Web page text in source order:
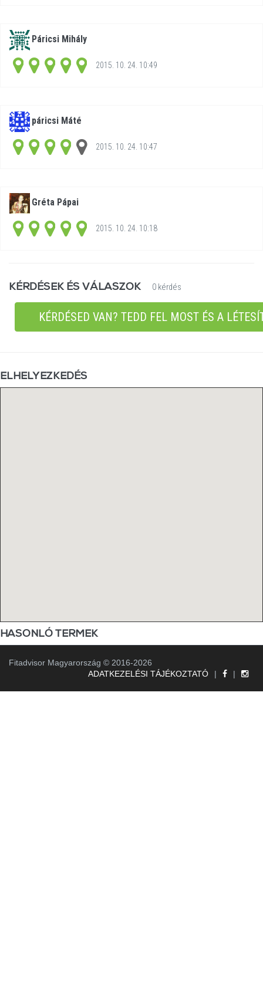
Páricsi Mihály
2015. 10. 24. 10:49
páricsi Máté
2015. 10. 24. 10:47
Gréta Pápai
2015. 10. 24. 10:18
KÉRDÉSEK ÉS VÁLASZOK 0 kérdés
KÉRDÉSED VAN? TEDD FEL MOST ÉS A
ELHELYEZKEDÉS
HASONLÓ TERMEK
Fitadvisor Magyarország © 2016-2026
ADATKEZELÉSI TÁJÉKOZTATÓ
| |